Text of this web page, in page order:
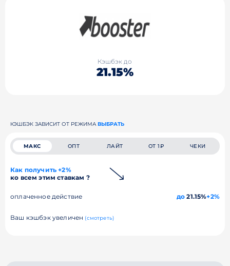
Кэшбэк до
21.15%
КЭШБЭК ЗАВИСИТ ОТ РЕЖИМА ВЫБРАТЬ
МАКС ОПТ ЛАЙТ ОТ 1₽ ЧЕКИ
Как получить +2%
ко всем этим ставкам ?
оплаченное действие до 21.15%+2%
Ваш кэшбэк увеличен (смотреть)